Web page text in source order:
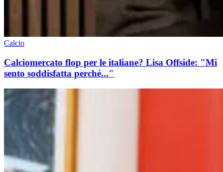
Calcio
Calciomercato flop per le italiane? Lisa Offside: "Mi
sento soddisfatta perché..."